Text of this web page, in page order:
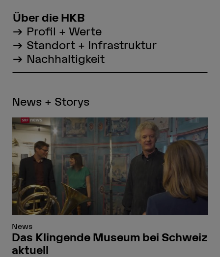
Über die HKB
Profil + Werte
Standort + Infrastruktur
Nachhaltigkeit
News + Storys
News
Das Klingende Museum bei Schweiz
aktuell